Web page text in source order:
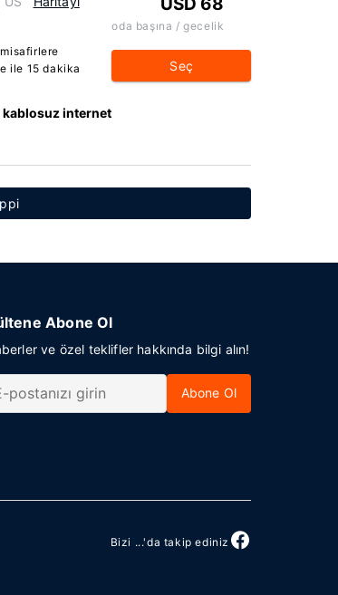
ile 15 dakika
kablosuz internet
oda başına / gecelik
Seç
Abone Ol
ve özel teklifler hakkında bilgi alın!
Abone Ol
Bizi ...'da takip ediniz